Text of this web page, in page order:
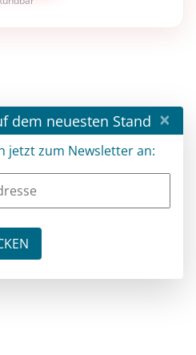
dem neuesten Stand ×
jetzt zum Newsletter an: